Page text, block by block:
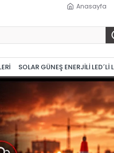
Anasayfa
SOLAR GÜNEŞ ENERJİLİ LED´Lİ